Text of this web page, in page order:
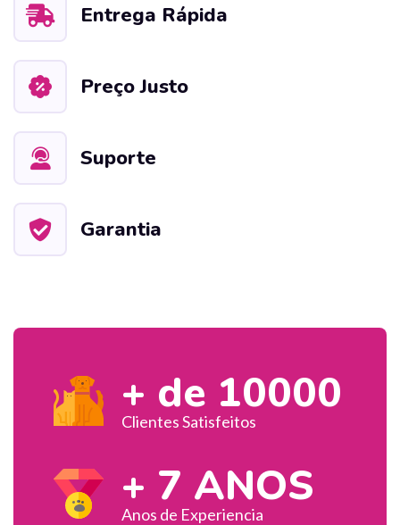
Entrega Rápida
Preço Justo
Suporte
Garantia
+ de 10000
Clientes Satisfeitos
+ 7 ANOS
Anos de Experiencia